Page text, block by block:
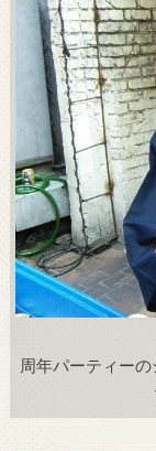
周年パーティー